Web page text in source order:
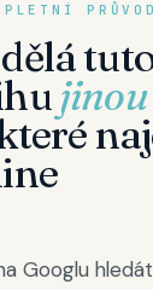
jinou
Googlu